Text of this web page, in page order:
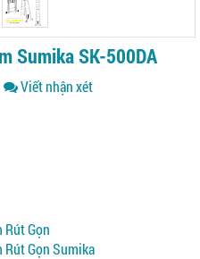
Sumika SK-500DA
Viết nhận xét
Rút Gọn
Rút Gọn Sumika